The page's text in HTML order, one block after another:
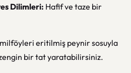
Dilimleri: Hafif ve taze bir
eritilmiş peynir sosuyla
bir tat yaratabilirsiniz.